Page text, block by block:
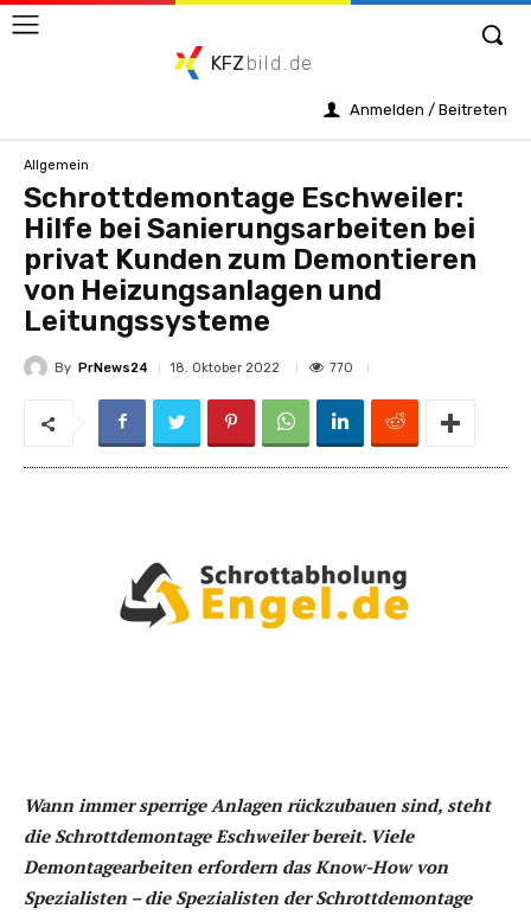
KFZ bild.de
Anmelden / Beitreten
Allgemein
Schrottdemontage Eschweiler:
Hilfe bei Sanierungsarbeiten bei
privat Kunden zum Demontieren
von Heizungsanlagen und
Leitungssysteme
By PrNews24 18. Oktober 2022 770
Wann immer sperrige Anlagen rückzubauen sind, steht
die Schrottdemontage Eschweiler bereit. Viele
Demontagearbeiten erfordern das Know-How von
Spezialisten – die Spezialisten der Schrottdemontage